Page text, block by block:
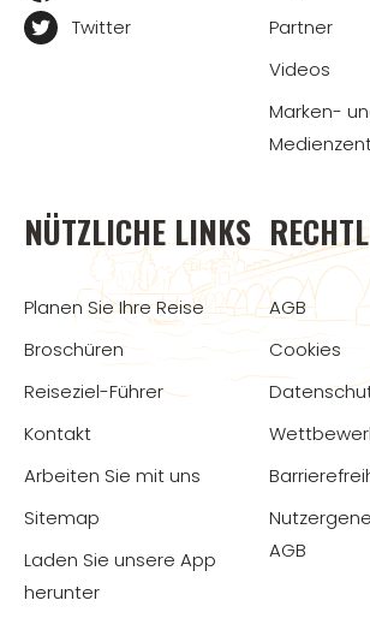
Twitter
Partner
Videos
Marken-
NÜTZLICHE LINKS
Planen Sie Ihre Reise
Broschüren
Reiseziel-Führer
Kontakt
Arbeiten Sie mit uns
Sitemap
Laden Sie unsere App
herunter
AGB
Cookies
AGB